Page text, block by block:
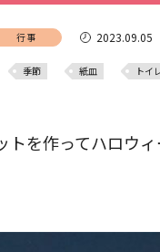
行事 2023.09.05
季節 紙皿 トイ
トを作ってハロウ